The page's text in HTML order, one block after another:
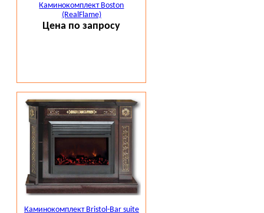
Каминокомплект Boston
(RealFlame)
Цена по запросу
Каминокомплект Bristol-Bar suite